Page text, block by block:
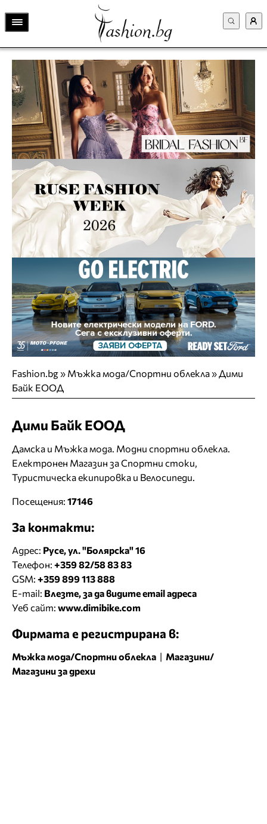
Fashion.bg» Мъжка мода/Спортни облекла»Дими
Байк ЕООД
Дими Байк ЕООД
Дамска и Мъжка мода. Модни спортни облекла.
Електронен Магазин за Спортни стоки,
Туристическа екипировка и Велосипеди.
Посещения: 17146
За контакти:
Адрес: Русе, ул. "Болярска" 16
Телефон: +359 82/58 83 83
GSM: +359 899 113 888
E-mail: Влезте, за да видите email адреса
Уеб сайт: www.dimibike.com
Фирмата е регистрирана в:
Мъжка мода/Спортни облекла | Магазини/
Магазини за дрехи